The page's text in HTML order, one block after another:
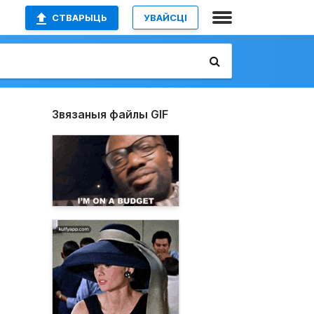
СТВАРЫЦЬ УВАЙСЦІ
Звязаныя файлы GIF